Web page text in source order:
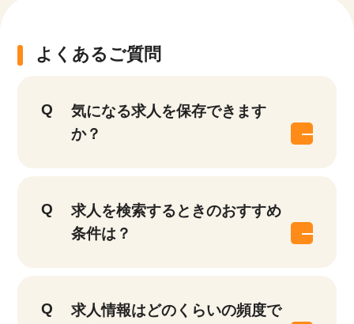
よくあるご質問
気になる求人を保存できます
か？
求人を検索するときのおすすめ
条件は？
求人情報はどのくらいの頻度で